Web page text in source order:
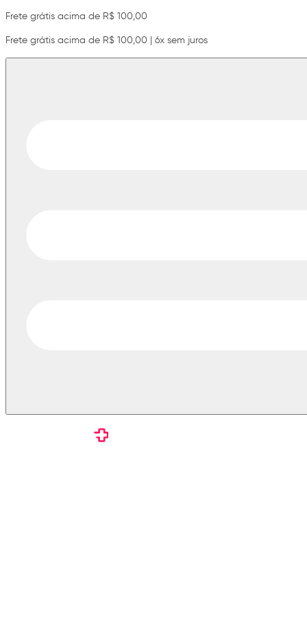
Frete grátis acima de R$ 100,00
Frete grátis acima de R$ 100,00 | 6x sem juros